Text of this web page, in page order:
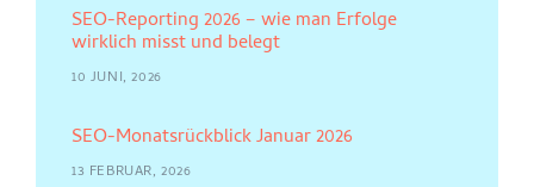
SEO-Reporting 2026 – wie man Erfolge
wirklich misst und belegt
10 JUNI, 2026
SEO-Monatsrückblick Januar 2026
13 FEBRUAR, 2026